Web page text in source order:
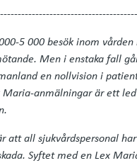
5 000 besök inom
Men i enstaka fall
en nollvision i
anmälningar är ett
att all sjukvårdspersonal
Syftet med en Lex